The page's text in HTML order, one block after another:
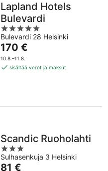
Lapland Hotels
Bulevardi
5
out
of
5
Bulevardi 28 Helsinki
Hinta
on
170 €
170 €
10.8.–11.8.
sisältää verot ja maksut
Scandic Ruoholahti
3
out
of
Sulhasenkuja 3 Helsinki
Hinta
81 €